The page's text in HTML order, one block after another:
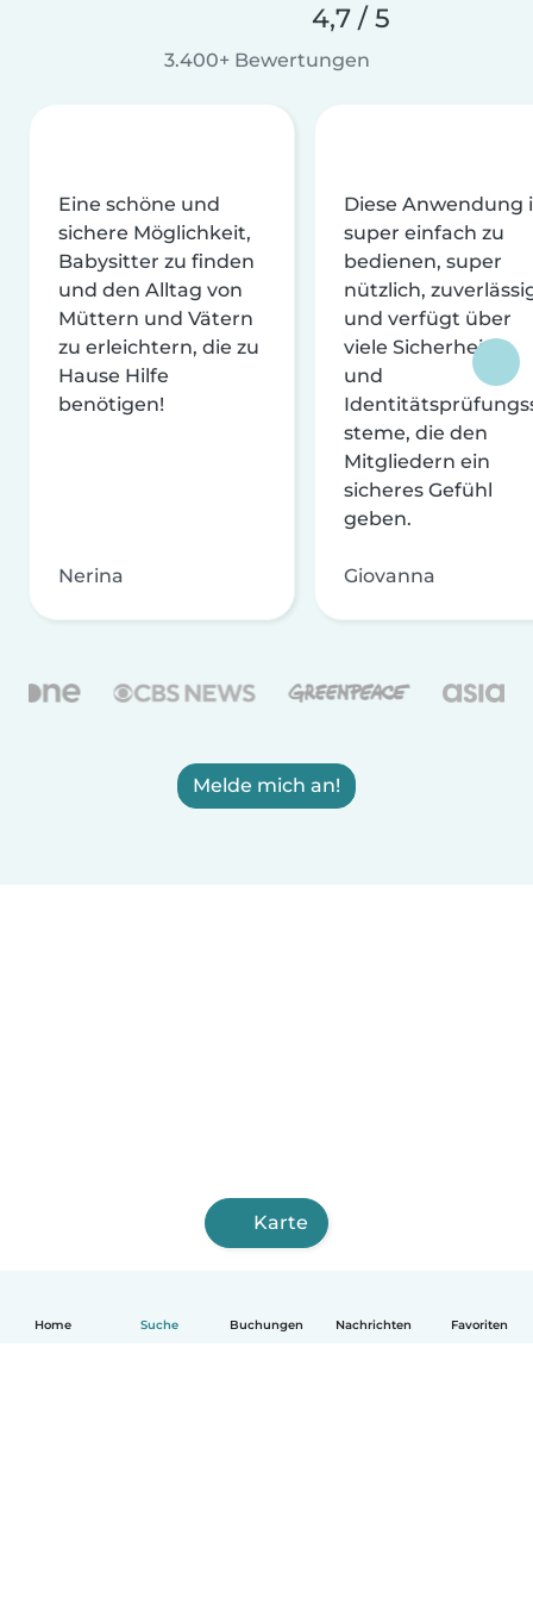
Home Suche Buchungen Nachrichten Favoriten
4,7 / 5
3.400+ Bewertungen
Eine schöne und
sichere Möglichkeit,
Babysitter zu finden
und den Alltag von
Müttern und Vätern
zu erleichtern, die zu
Hause Hilfe
benötigen!
Nerina
Diese Anwendung
super einfach zu
bedienen, super
nützlich,
und verfügt über
viele Sicherheits-
und
steme, die den
Mitgliedern ein
sicheres Gefühl
geben.
Giovanna
Melde mich an!
Karte